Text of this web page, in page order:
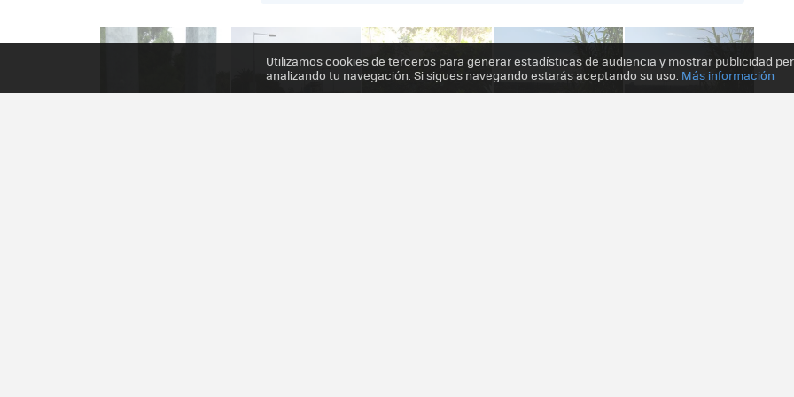
Utilizamos cookies de terceros para generar estadísticas de audiencia y mostrar publicidad
analizando tu navegación. Si sigues navegando estarás aceptando su uso. Más información